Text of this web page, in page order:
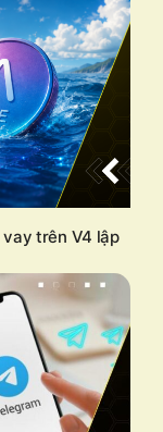
vay trên V4 lập